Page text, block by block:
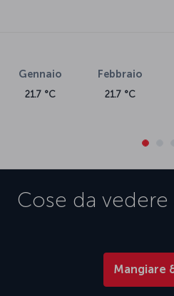
Gennaio
21.7 °C
Febbraio
21.7 °C
Cose da vedere
Mangiare